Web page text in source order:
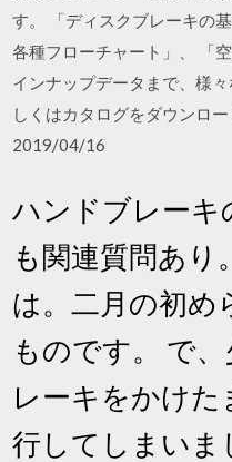
す。 「ディスクブレーキの
各種フローチャート」、 「
インナップデータまで、様
しくはカタログをダウンロ
2019/04/16
ハンドブレーキ
も関連質問あり
は。二月の初め
ものです。 で
レーキをかけ
行してしまいま